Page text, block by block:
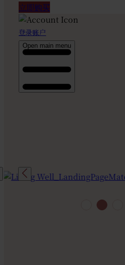
立即购买
登录账户
Open main menu